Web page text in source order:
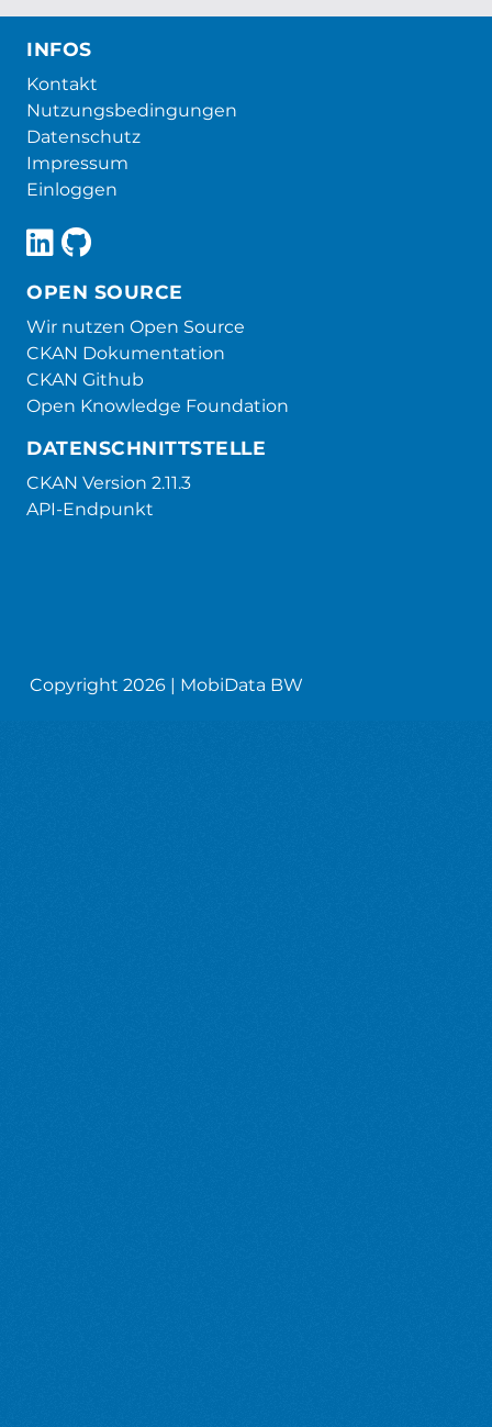
INFOS
Kontakt
Nutzungsbedingungen
Datenschutz
Impressum
Einloggen
OPEN SOURCE
Wir nutzen Open Source
CKAN Dokumentation
CKAN Github
Open Knowledge Foundation
DATENSCHNITTSTELLE
CKAN Version 2.11.3
API-Endpunkt
Copyright 2026 | MobiData BW